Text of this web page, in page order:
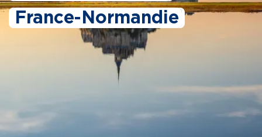
France-Normandie